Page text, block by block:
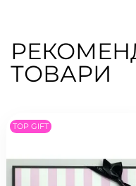
ТОВАРИ
TOP GIFT